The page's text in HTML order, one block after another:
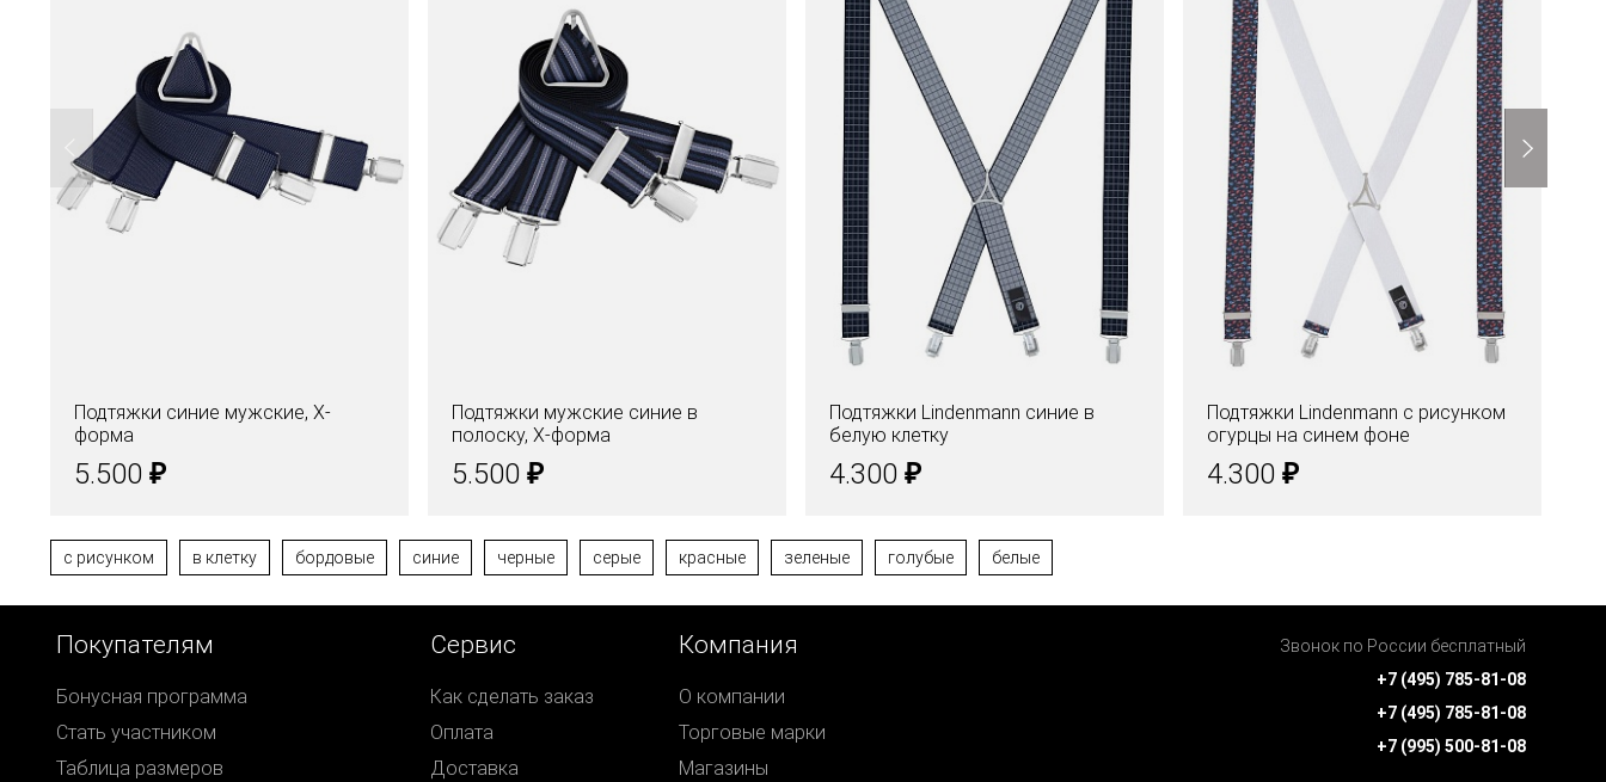
Подтяжки синие мужские, Х-
форма
5.500 ₽
Подтяжки мужские синие в
полоску, Х-форма
5.500 ₽
Подтяжки Lindenmann синие в
белую клетку
4.300 ₽
Подтяжки Lindenmann с рисунком
огурцы на синем фоне
4.300 ₽
с рисунком в клетку бордовые синие черные серые красные зеленые голубые белые
Покупателям
Бонусная программа
Стать участником
Таблица размеров
Сервис
Как сделать заказ
Оплата
Доставка
Компания
О компании
Торговые марки
Магазины
Звонок по России бесплатный
+7 (495) 785-81-08
+7 (495) 785-81-08
+7 (995) 500-81-08